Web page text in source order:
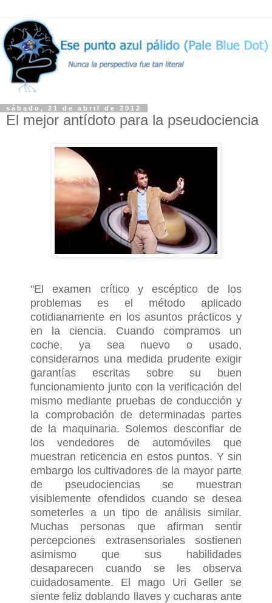
sábado, 21 de abril de 2012
El mejor antídoto para la pseudociencia
"El examen crítico y escéptico de los
problemas es el método aplicado
cotidianamente en los asuntos prácticos y
en la ciencia. Cuando compramos un
coche, ya sea nuevo o usado,
considerarnos una medida prudente exigir
garantías escritas sobre su buen
funcionamiento junto con la verificación del
mismo mediante pruebas de conducción y
la comprobación de determinadas partes
de la maquinaria. Solemos desconfiar de
los vendedores de automóviles que
muestran reticencia en estos puntos. Y sin
embargo los cultivadores de la mayor parte
de pseudociencias se muestran
visiblemente ofendidos cuando se desea
someterles a un tipo de análisis similar.
Muchas personas que afirman sentir
percepciones extrasensoriales sostienen
asimismo que sus habilidades
desaparecen cuando se les observa
cuidadosamente. El mago Uri Geller se
siente feliz doblando llaves y cucharas ante